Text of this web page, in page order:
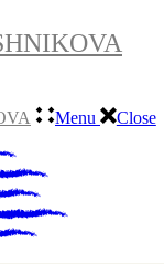
Menu
Close